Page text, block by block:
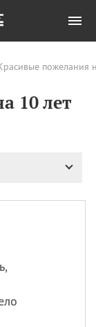
пожелания
10 лет
Все
у западных
Давида